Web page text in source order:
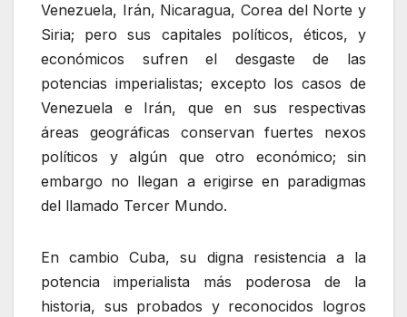
Venezuela, Irán, Nicaragua, Corea del Norte y
Siria; pero sus capitales políticos, éticos, y
económicos sufren el desgaste de las
potencias imperialistas; excepto los casos de
Venezuela e Irán, que en sus respectivas
áreas geográficas conservan fuertes nexos
políticos y algún que otro económico; sin
embargo no llegan a erigirse en paradigmas
del llamado Tercer Mundo.
En cambio Cuba, su digna resistencia a la
potencia imperialista más poderosa de la
historia, sus probados y reconocidos logros